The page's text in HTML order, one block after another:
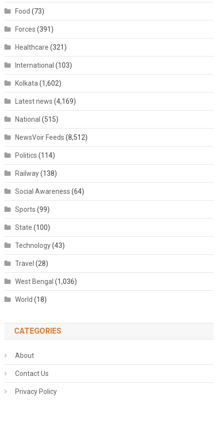
Food (73)
Forces (391)
Healthcare (321)
International (103)
Kolkata (1,602)
Latest news (4,169)
National (515)
NewsVoir Feeds (8,512)
Politics (114)
Railway(138)
Social Awareness (64)
Sports (99)
State (100)
Technology(43)
Travel (28)
West Bengal (1,036)
World (18)
CATEGORIES
About
Contact Us
Privacy Policy